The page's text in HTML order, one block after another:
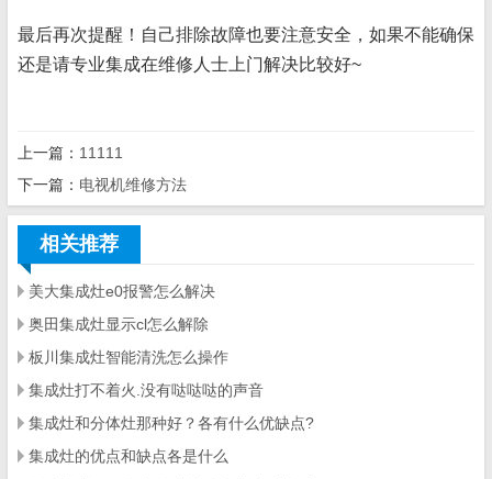
最后再次提醒！自己排除故障也要注意安全，如果不能确保
还是请专业集成在维修人士上门解决比较好~
上一篇： 11111
下一篇： 电视机维修方法
相关推荐
美大集成灶e0报警怎么解决
奥田集成灶显示cl怎么解除
板川集成灶智能清洗怎么操作
集成灶打不着火.没有哒哒哒的声音
集成灶和分体灶那种好？各有什么优缺点?
集成灶的优点和缺点各是什么